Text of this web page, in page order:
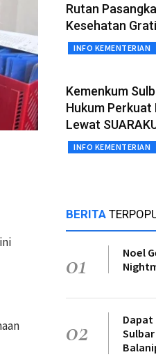
Rutan
Kesehatan
INFO KEMENTERIAN
Kemenkum
Hukum
Lewat
INFO KEMENTERIAN
BERITA
01
Noel
02
Dapat